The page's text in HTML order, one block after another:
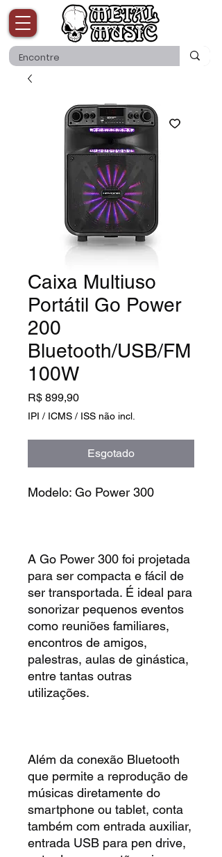
Caixa Multiuso
Portátil Go Power
200
Bluetooth/USB/FM
100W
R$ 899,90Preço
IPI / ICMS / ISS não incl.
Esgotado
Modelo: Go Power 300
A Go Power 300 foi projetada
para ser compacta e fácil de
ser transportada. É ideal para
sonorizar pequenos eventos
como reuniões familiares,
encontros de amigos,
palestras, aulas de ginástica,
entre tantas outras
utilizações.
Além da conexão Bluetooth
que permite a reprodução de
músicas diretamente do
smartphone ou tablet, conta
também com entrada auxiliar,
entrada USB para pen drive,